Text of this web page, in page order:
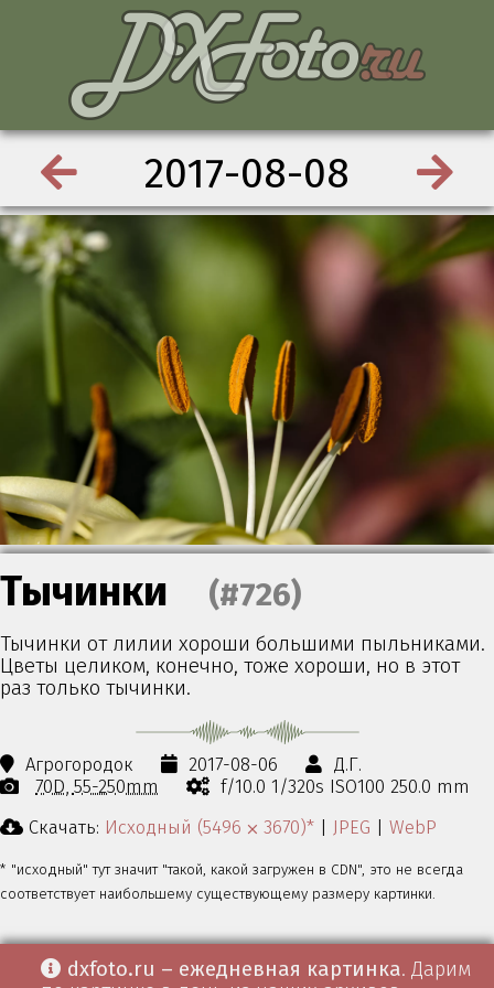
2017-08-08
Тычинки (#726)
Тычинки от лилии хороши большими пыльниками.
Цветы целиком, конечно, тоже хороши, но в этот
раз только тычинки.
Агрогородок 2017-08-06
Д.Г.
70D 55-250mm
f/10.0 1/320s ISO100 250.0 mm
Скачать: Исходный (5496 ⨉ 3670)* | JPEG | WebP
* "исходный" тут значит "такой, какой загружен в CDN", это не всегда
соответствует наибольшему существующему размеру картинки.
dxfoto.ru – ежедневная картинка. Дарим